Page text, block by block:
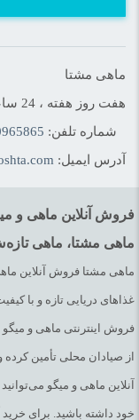
ماهی مشتا
هفت روز هفته ، 24 ساعت شبانه‌روز پاسخگوی شما هستیم.
شماره تلفن:
آدرس ایمیل:
فروش آنلاین ماهی و
ماهی مشتا، ماهی
ماهی مشتا فروش آنلاین
غذاهای دریایی تازه و با
فروش اینترنتی ماهی و میگو
از صیادان محلی تأمین
آنلاین ماهی و میگو
خود داشته باشید. برای خرید